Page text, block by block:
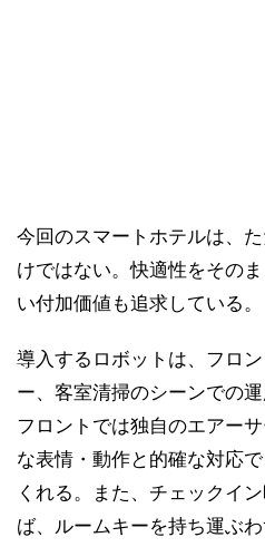
今回のスマートホテルは、
けではない。快適性をその
い付加価値も追求している。
導入するロボットは、フロ
ー、客室清掃のシーンでの
フロントでは独自のエアー
な表情・動作と的確な対応
くれる。また、チェックイ
ば、ルームキーを持ち運ぶ